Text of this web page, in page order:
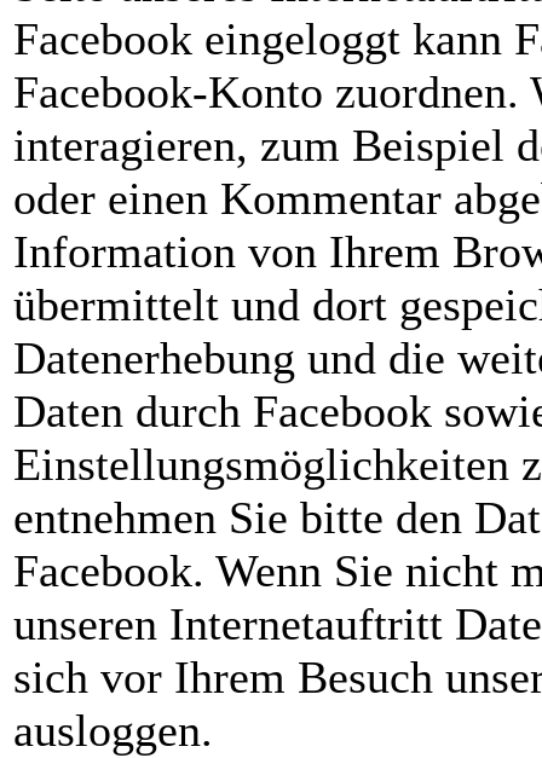
Facebook eingeloggt kann
Facebook-Konto zuordnen.
interagieren, zum Beispiel
oder einen Kommentar
Information von Ihrem
übermittelt und dort
Datenerhebung und die
Daten durch Facebook
Einstellungsmöglichkeiten
entnehmen Sie bitte den
Facebook. Wenn Sie nicht
unseren Internetauftritt
sich vor Ihrem Besuch
ausloggen.